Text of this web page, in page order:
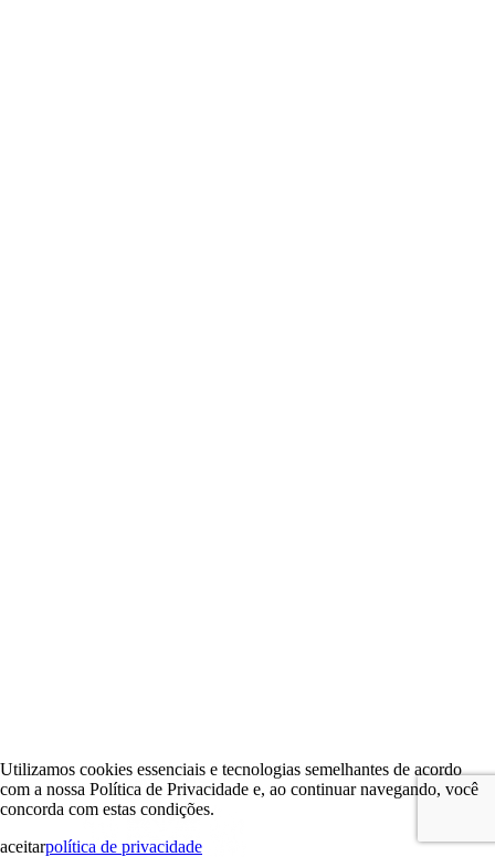
Utilizamos cookies essenciais e tecnologias semelhantes de acordo
com a nossa Política de Privacidade e, ao continuar navegando, você
concorda com estas condições.
aceitarpolítica de privacidade